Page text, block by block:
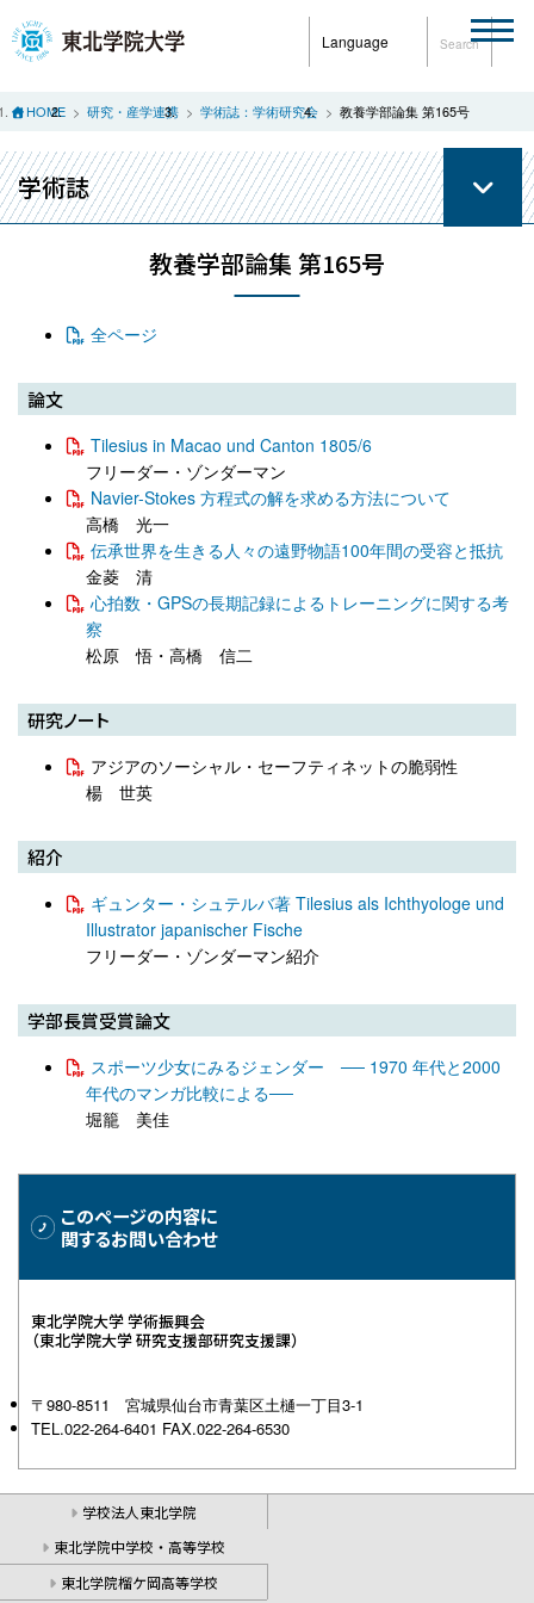
Language Search
HOME 研究・産学連携 学術誌：学術研究会 教養学部論集 第165号
学術誌
教養学部論集 第165号
全ページ
論文
Tilesius in Macao und Canton 1805/6
フリーダー・ゾンダーマン
Navier-Stokes 方程式の解を求める方法について
高橋 光一
伝承世界を生きる人々の遠野物語100年間の受容と抵抗
金菱 清
心拍数・GPSの長期記録によるトレーニングに関する考
察
松原 悟・高橋 信二
研究ノート
アジアのソーシャル・セーフティネットの脆弱性
楊 世英
紹介
ギュンター・シュテルバ著 Tilesius als Ichthyologe und
Illustrator japanischer Fische
フリーダー・ゾンダーマン紹介
学部長賞受賞論文
スポーツ少女にみるジェンダー ── 1970 年代と2000
年代のマンガ比較による──
堀籠 美佳
このページの内容に
関するお問い合わせ
東北学院大学 学術振興会
（東北学院大学 研究支援部研究支援課）
〒980-8511 宮城県仙台市青葉区土樋一丁目3-1
TEL.022-264-6401 FAX.022-264-6530
学校法人東北学院
東北学院中学校・高等学校
東北学院榴ケ岡高等学校